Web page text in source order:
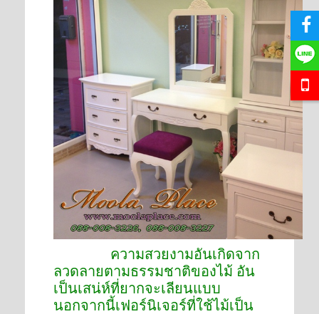
ความสวยงามอันเกิดจาก
ลวดลายตามธรรมชาติของไม้ อัน
เป็นเสน่ห์ที่ยากจะเลียนแบบ
นอกจากนี้เฟอร์นิเจอร์ที่ใช้ไม้เป็น